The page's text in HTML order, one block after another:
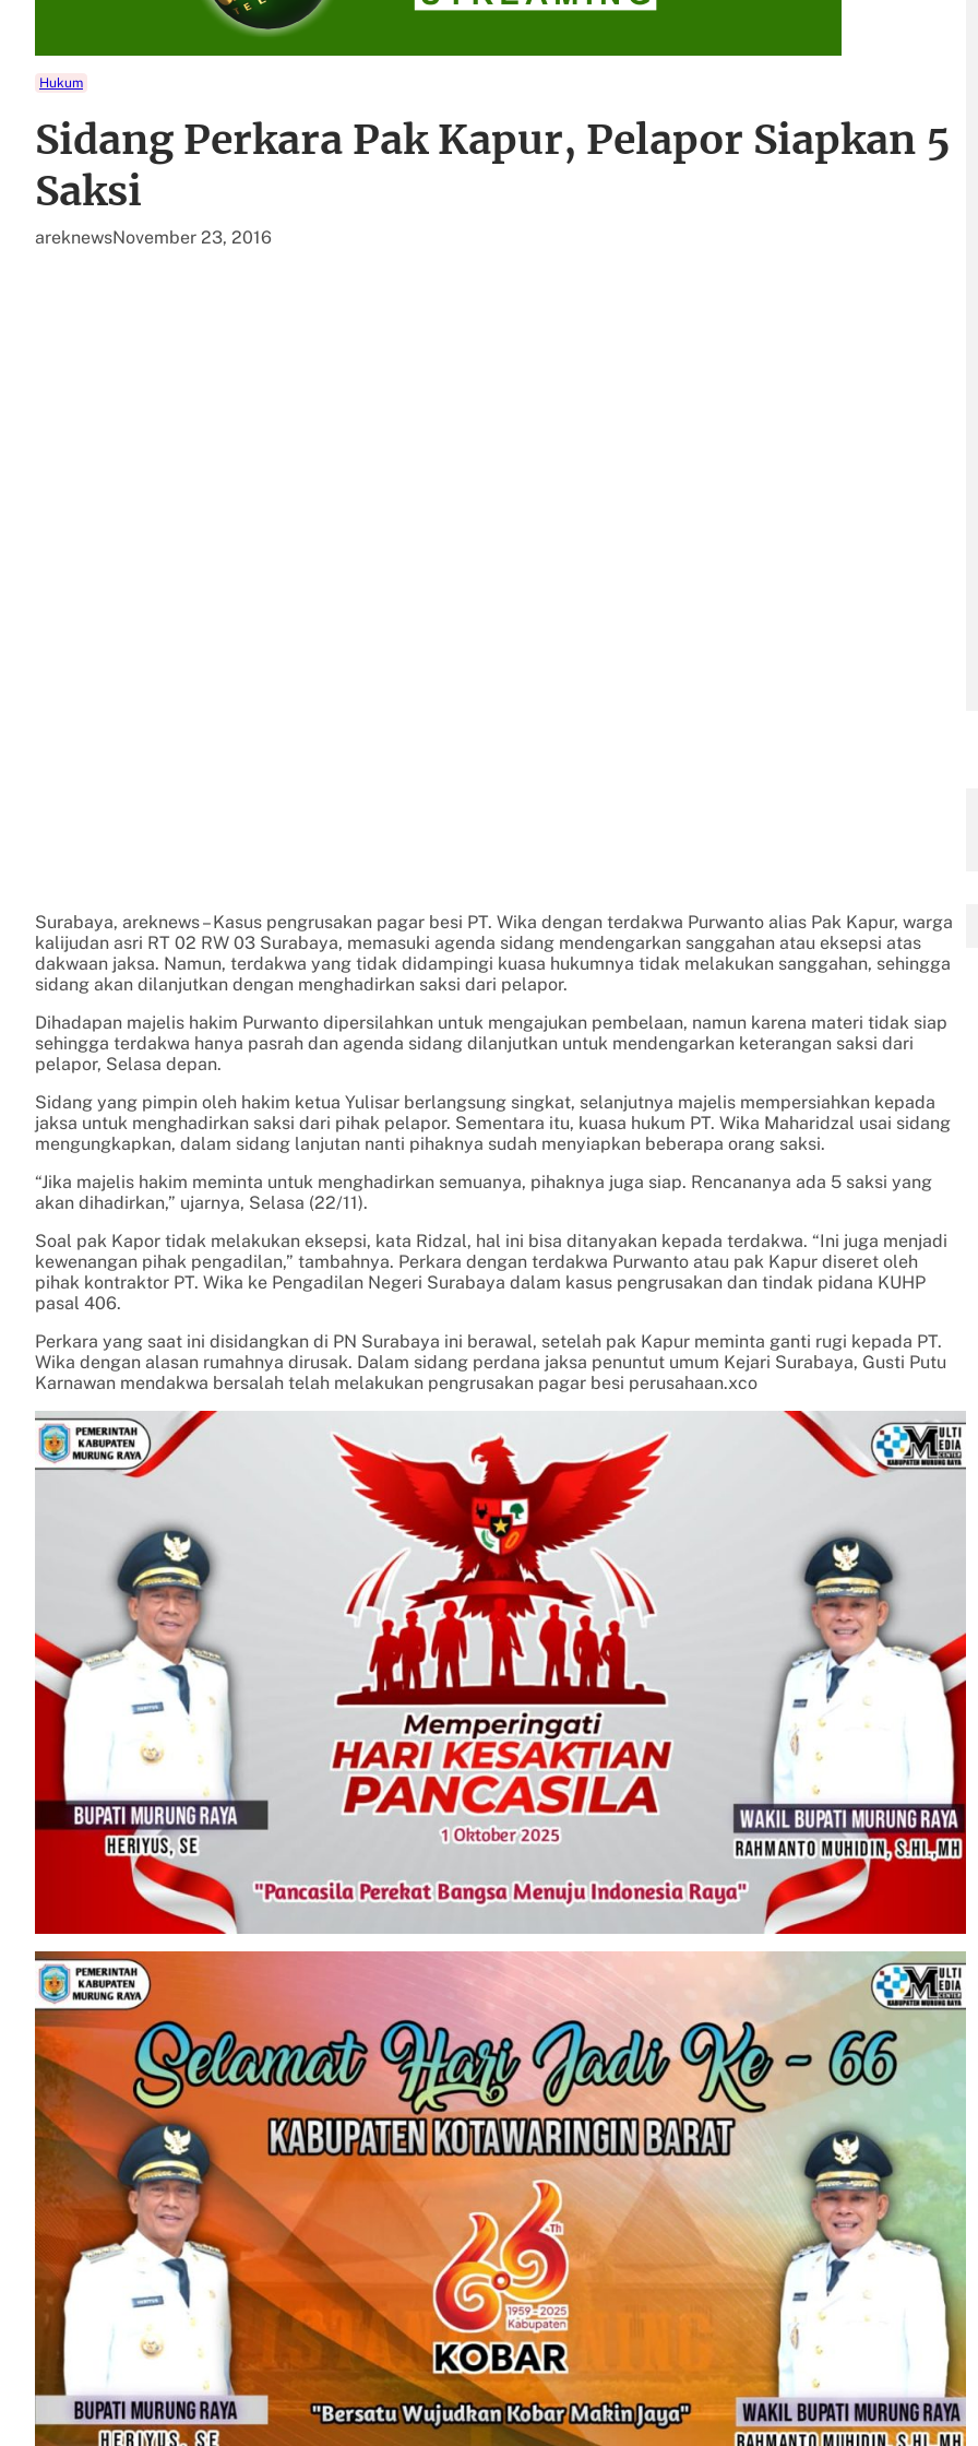
Hukum
Sidang Perkara Pak Kapur, Pelapor Siapkan 5
Saksi
areknewsNovember 23, 2016
Surabaya, areknews – Kasus pengrusakan pagar besi PT. Wika dengan terdakwa Purwanto alias Pak Kapur, warga
kalijudan asri RT 02 RW 03 Surabaya, memasuki agenda sidang mendengarkan sanggahan atau eksepsi atas
dakwaan jaksa. Namun, terdakwa yang tidak didampingi kuasa hukumnya tidak melakukan sanggahan, sehingga
sidang akan dilanjutkan dengan menghadirkan saksi dari pelapor.
Dihadapan majelis hakim Purwanto dipersilahkan untuk mengajukan pembelaan, namun karena materi tidak siap
sehingga terdakwa hanya pasrah dan agenda sidang dilanjutkan untuk mendengarkan keterangan saksi dari
pelapor, Selasa depan.
Sidang yang pimpin oleh hakim ketua Yulisar berlangsung singkat, selanjutnya majelis mempersiahkan kepada
jaksa untuk menghadirkan saksi dari pihak pelapor. Sementara itu, kuasa hukum PT. Wika Maharidzal usai sidang
mengungkapkan, dalam sidang lanjutan nanti pihaknya sudah menyiapkan beberapa orang saksi.
“Jika majelis hakim meminta untuk menghadirkan semuanya, pihaknya juga siap. Rencananya ada 5 saksi yang
akan dihadirkan,” ujarnya, Selasa (22/11).
Soal pak Kapor tidak melakukan eksepsi, kata Ridzal, hal ini bisa ditanyakan kepada terdakwa. “Ini juga menjadi
kewenangan pihak pengadilan,” tambahnya. Perkara dengan terdakwa Purwanto atau pak Kapur diseret oleh
pihak kontraktor PT. Wika ke Pengadilan Negeri Surabaya dalam kasus pengrusakan dan tindak pidana KUHP
pasal 406.
Perkara yang saat ini disidangkan di PN Surabaya ini berawal, setelah pak Kapur meminta ganti rugi kepada PT.
Wika dengan alasan rumahnya dirusak. Dalam sidang perdana jaksa penuntut umum Kejari Surabaya, Gusti Putu
Karnawan mendakwa bersalah telah melakukan pengrusakan pagar besi perusahaan.xco